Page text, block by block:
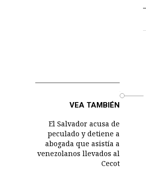
VEA TAMBIÉN
El Salvador acusa de
peculado y detiene a
abogada que asistía a
venezolanos llevados al
Cecot